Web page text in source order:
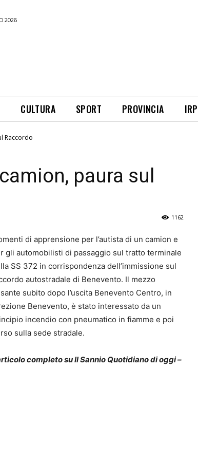
2026
CULTURA SPORT PROVINCIA
Raccordo
paura sul
1162
di apprensione per l’autista di un camion e
gli automobilisti di passaggio sul tratto terminale
SS 372 in corrispondenza dell’immissione sul
autostradale di Benevento. Il mezzo
subito dopo l’uscita Benevento Centro, in
Benevento, è stato interessato da un
incendio con pneumatico in fiamme e poi
sulla sede stradale.
completo su Il Sannio Quotidiano di oggi –